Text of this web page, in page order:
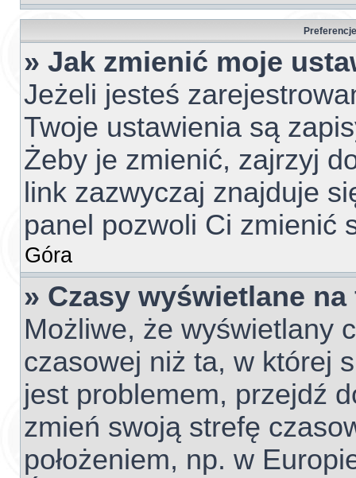
» Jak zmienić moje
Jeżeli jesteś
Twoje ustawienia są
Żeby je zmienić, zajrzyj
link zazwyczaj znajduje
panel pozwoli Ci zmienić
Góra
» Czasy wyświetlane
Możliwe, że wyświetlany
czasowej niż ta, w której
jest problemem, przejdź
zmień swoją strefę
położeniem, np. w